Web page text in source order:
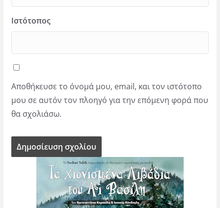
Ιστότοπος
Αποθήκευσε το όνομά μου, email, και τον ιστότοπο
μου σε αυτόν τον πλοηγό για την επόμενη φορά που
θα σχολιάσω.